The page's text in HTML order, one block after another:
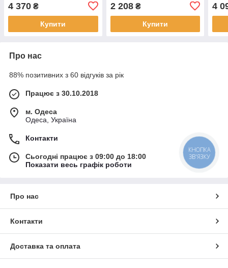
4 370 ₴
Купити
2 208₴
Купити
4
Про нас
88% позитивних з 60 відгуків за рік
Працює з 30.10.2018
м. Одеса
Одеса, Україна
Контакти
Сьогодні працює з 09:00 до 18:00
Показати весь графік роботи
Про нас
Контакти
Доставка та оплата
КНОПКА
ЗВ'ЯЗКУ